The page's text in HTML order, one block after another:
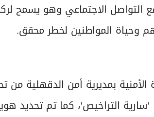
التواصل الاجتماعي وهو يسمح
وحياة المواطنين لخطر محقق.
بمديرية أمن الدقهلية من
التراخيص'، كما تم تحديد